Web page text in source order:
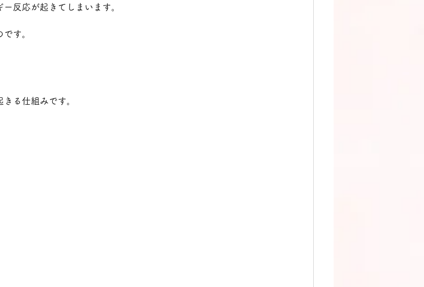
反応が起きてしまいます。
す。
る仕組みです。